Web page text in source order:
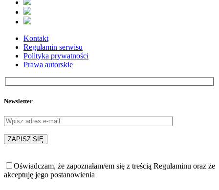
Kontakt
Regulamin serwisu
Polityka prywatności
Prawa autorskie
Newsletter
Oświadczam, że zapoznałam/em się z treścią Regulaminu oraz że
akceptuję jego postanowienia